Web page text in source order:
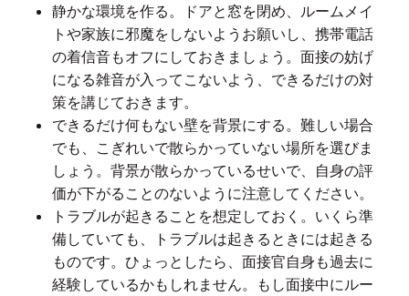
静かな環境を作る。ドアと窓を閉め、ルームメイ
トや家族に邪魔をしないようお願いし、携帯電話
の着信音もオフにしておきましょう。面接の妨げ
になる雑音が入ってこないよう、できるだけの対
策を講じておきます。
できるだけ何もない壁を背景にする。難しい場合
でも、こぎれいで散らかっていない場所を選びま
しょう。背景が散らかっているせいで、自身の評
価が下がることのないように注意してください。
トラブルが起きることを想定しておく。いくら準
備していても、トラブルは起きるときには起きる
ものです。ひょっとしたら、面接官自身も過去に
経験しているかもしれません。もし面接中にルー